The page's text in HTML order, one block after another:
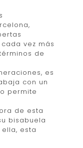
vez más
de
es
con un
permite
de esta
bisabuela
ella, esta